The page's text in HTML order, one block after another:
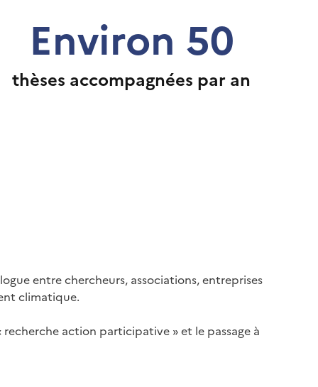
Environ 50
thèses accompagnées par an
entre chercheurs, associations, entreprises
climatique.
action participative » et le passage à